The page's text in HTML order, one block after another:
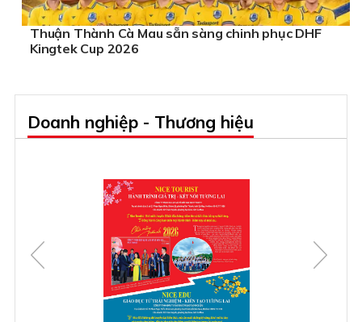
Thuận Thành Cà Mau sẵn sàng chinh phục DHF
Kingtek Cup 2026
Doanh nghiệp - Thương hiệu